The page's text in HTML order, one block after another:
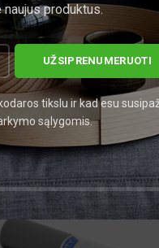
produktus.
tikslu ir kad esu
sąlygomis.